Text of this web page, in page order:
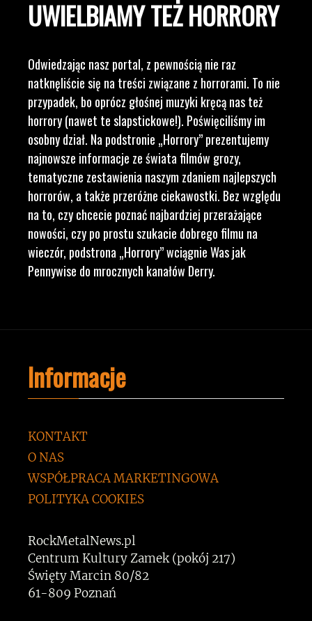
UWIELBIAMY TEŻ HORRORY
Odwiedzając nasz portal, z pewnością nie raz
natknęliście się na treści związane z horrorami. To nie
przypadek, bo oprócz głośnej muzyki kręcą nas też
horrory (nawet te slapstickowe!). Poświęciliśmy im
osobny dział. Na podstronie „Horrory” prezentujemy
najnowsze informacje ze świata filmów grozy,
tematyczne zestawienia naszym zdaniem najlepszych
horrorów, a także przeróżne ciekawostki. Bez względu
na to, czy chcecie poznać najbardziej przerażające
nowości, czy po prostu szukacie dobrego filmu na
wieczór, podstrona „Horrory” wciągnie Was jak
Pennywise do mrocznych kanałów Derry.
Informacje
KONTAKT
O NAS
WSPÓŁPRACA MARKETINGOWA
POLITYKA COOKIES
RockMetalNews.pl
Centrum Kultury Zamek (pokój 217)
Święty Marcin 80/82
61-809 Poznań